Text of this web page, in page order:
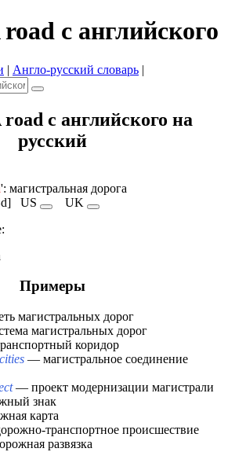
с английского
| Англо-русский словарь |
с английского на
русский
': магистральная дорога
US
UK
Примеры
магистральных дорог
магистральных дорог
коридор
— магистральное соединение
— проект модернизации магистрали
знак
карта
транспортное происшествие
развязка